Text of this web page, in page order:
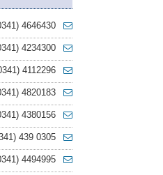
4646430
4234300
4112296
4820183
4380156
439 0305
4494995